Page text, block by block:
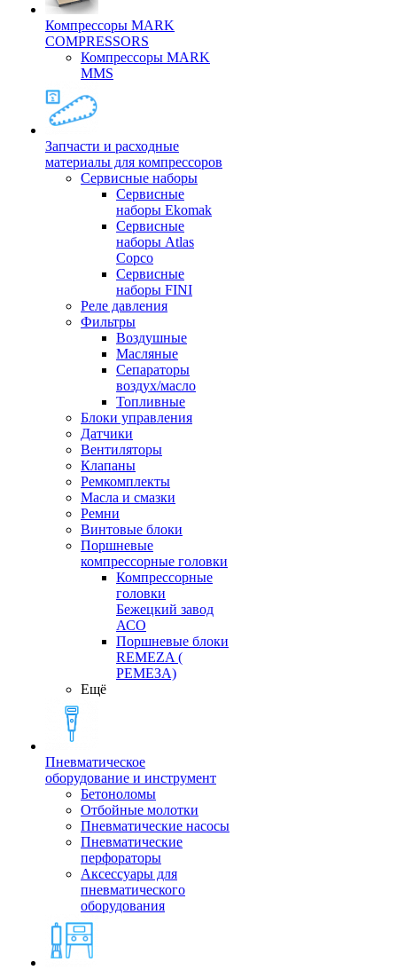
Компрессоры MARK
COMPRESSORS
Компрессоры MARK
MMS
Запчасти и расходные
материалы для компрессоров
Cервисные наборы
Сервисные
наборы Ekomak
Cервисные
наборы Atlas
Copco
Сервисные
наборы FINI
Реле давления
Фильтры
Воздушные
Масляные
Сепараторы
воздух/масло
Топливные
Блоки управления
Датчики
Вентиляторы
Клапаны
Ремкомплекты
Масла и смазки
Ремни
Винтовые блоки
Поршневые
компрессорные головки
Компрессорные
головки
Бежецкий завод
АСО
Поршневые блоки
REMEZA (
РЕМЕЗА)
Ещё
Пневматическое
оборудование и инструмент
Бетоноломы
Отбойные молотки
Пневматические насосы
Пневматические
перфораторы
Аксессуары для
пневматического
оборудования